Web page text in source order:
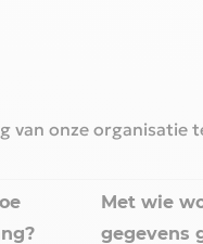
van onze organisatie
Met wie
gegevens